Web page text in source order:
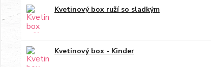
Kvetinový box ruží so sladkým
Kvetinový box - Kinder